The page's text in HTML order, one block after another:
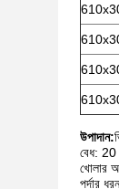
উপাদান:
বেধ: 20
খোলার
পর্দার